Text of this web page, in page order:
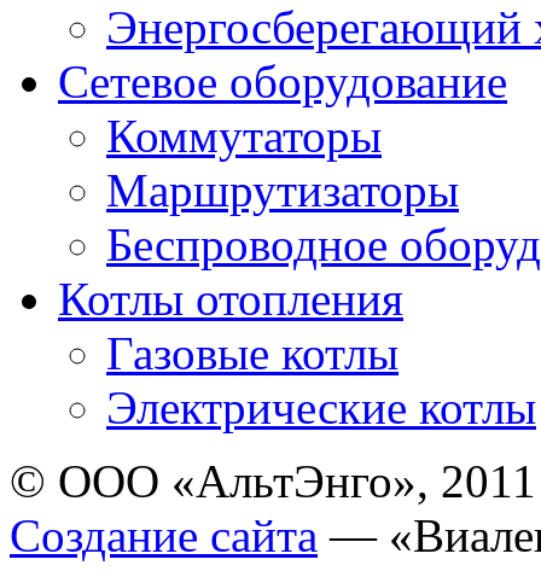
Энергосберегающий
Сетевое оборудование
Коммутаторы
Маршрутизаторы
Беспроводное
Котлы отопления
Газовые котлы
Электрические котлы
© ООО «АльтЭнго», 2011
Создание сайта —